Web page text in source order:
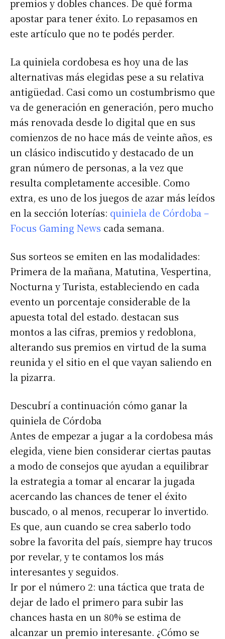
premios y dobles chances. De qué forma
apostar para tener éxito. Lo repasamos en
este artículo que no te podés perder.
La quiniela cordobesa es hoy una de las
alternativas más elegidas pese a su relativa
antigüedad. Casi como un costumbrismo que
va de generación en generación, pero mucho
más renovada desde lo digital que en sus
comienzos de no hace más de veinte años, es
un clásico indiscutido y destacado de un
gran número de personas, a la vez que
resulta completamente accesible. Como
extra, es uno de los juegos de azar más leídos
en la sección loterías: quiniela de Córdoba –
Focus Gaming News cada semana.
Sus sorteos se emiten en las modalidades:
Primera de la mañana, Matutina, Vespertina,
Nocturna y Turista, estableciendo en cada
evento un porcentaje considerable de la
apuesta total del estado. destacan sus
montos a las cifras, premios y redoblona,
alterando sus premios en virtud de la suma
reunida y el sitio en el que vayan saliendo en
la pizarra.
Descubrí a continuación cómo ganar la
quiniela de Córdoba
Antes de empezar a jugar a la cordobesa más
elegida, viene bien considerar ciertas pautas
a modo de consejos que ayudan a equilibrar
la estrategia a tomar al encarar la jugada
acercando las chances de tener el éxito
buscado, o al menos, recuperar lo invertido.
Es que, aun cuando se crea saberlo todo
sobre la favorita del país, siempre hay trucos
por revelar, y te contamos los más
interesantes y seguidos.
Ir por el número 2: una táctica que trata de
dejar de lado el primero para subir las
chances hasta en un 80% se estima de
alcanzar un premio interesante. ¿Cómo se